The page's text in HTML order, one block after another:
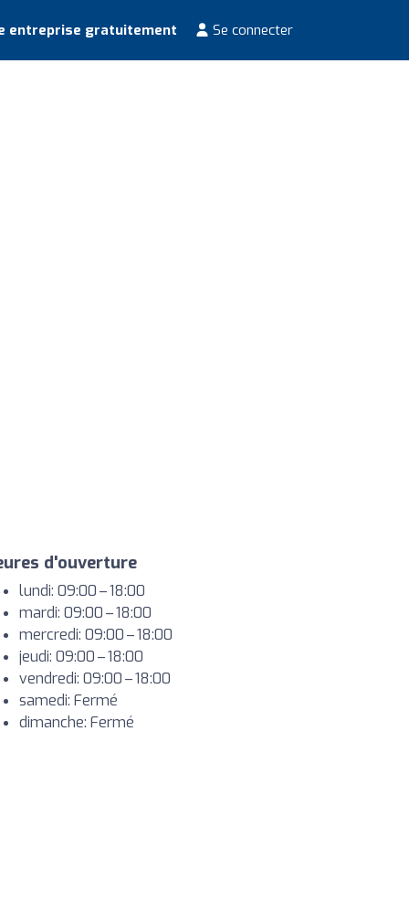
entreprise gratuitement Se connecter
d'ouverture
lundi: 09:00 – 18:00
mardi: 09:00 – 18:00
mercredi: 09:00 – 18:00
jeudi: 09:00 – 18:00
vendredi: 09:00 – 18:00
samedi: Fermé
dimanche: Fermé